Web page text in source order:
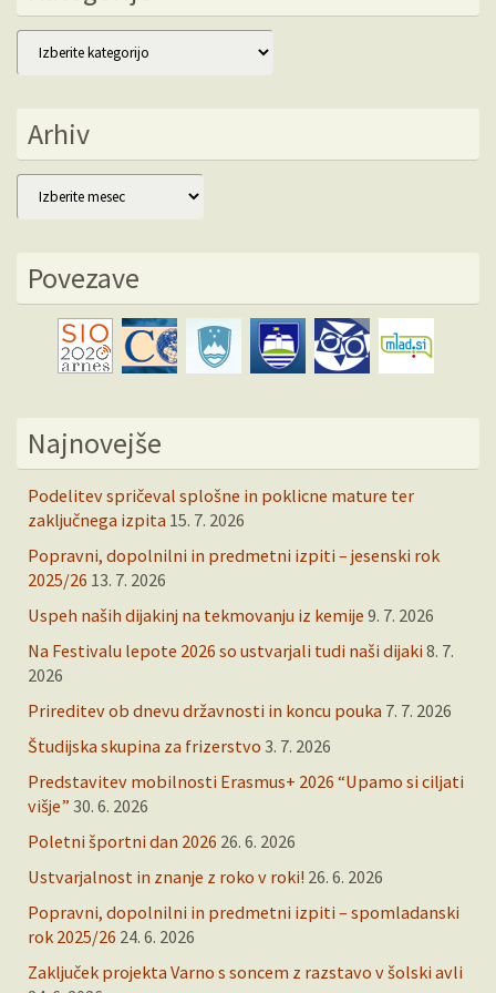
Kategorije
Arhiv
Arhiv
Povezave
Najnovejše
Podelitev spričeval splošne in poklicne mature ter
zaključnega izpita 15. 7. 2026
Popravni, dopolnilni in predmetni izpiti – jesenski rok
2025/26 13. 7. 2026
Uspeh naših dijakinj na tekmovanju iz kemije 9. 7. 2026
Na Festivalu lepote 2026 so ustvarjali tudi naši dijaki 8. 7.
2026
Prireditev ob dnevu državnosti in koncu pouka 7. 7. 2026
Študijska skupina za frizerstvo 3. 7. 2026
Predstavitev mobilnosti Erasmus+ 2026 “Upamo si ciljati
višje” 30. 6. 2026
Poletni športni dan 2026 26. 6. 2026
Ustvarjalnost in znanje z roko v roki! 26. 6. 2026
Popravni, dopolnilni in predmetni izpiti – spomladanski
rok 2025/26 24. 6. 2026
Zaključek projekta Varno s soncem z razstavo v šolski avli